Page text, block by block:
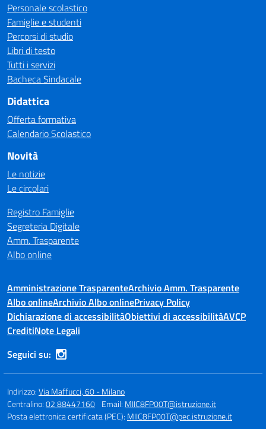
Personale scolastico
Famiglie e studenti
Percorsi di studio
Libri di testo
Tutti i servizi
Bacheca Sindacale
Didattica
Offerta formativa
Calendario Scolastico
Novità
Le notizie
Le circolari
Registro Famiglie
Segreteria Digitale
Amm. Trasparente
Albo online
Amministrazione TrasparenteArchivio Amm. Trasparente
Albo onlineArchivio Albo onlinePrivacy Policy
Dichiarazione di accessibilitàObiettivi di accessibilitàAVCP
CreditiNote Legali
Seguici su:
Indirizzo:Via Maffucci, 60 - Milano
Centralino:02 88447160 Email: MIIC8FP00T@istruzione.it
Posta elettronica certificata (PEC): MIIC8FP00T@pec.istruzione.it